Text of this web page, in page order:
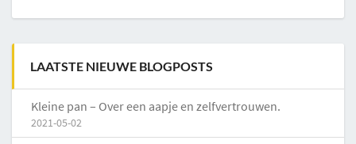
LAATSTE NIEUWE BLOGPOSTS
Kleine pan – Over een aapje en zelfvertrouwen.
2021-05-02